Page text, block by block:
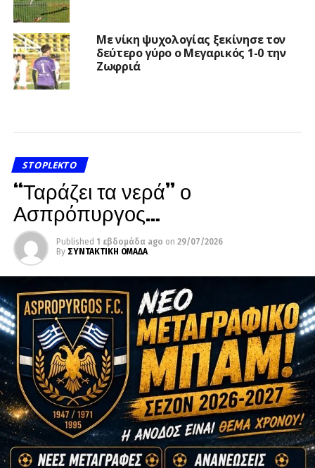
Με νίκη ψυχολογίας ξεκίνησε τον
δεύτερο γύρο ο Μεγαρικός 1-0 την
Ζωφριά
STOPLEKTO
“Ταράζει τα νερά” ο
Ασπρόπυργος…
Published 1 εβδομάδα ago on 29/07/2026
By ΣΥΝΤΑΚΤΙΚΗ ΟΜΑΔΑ